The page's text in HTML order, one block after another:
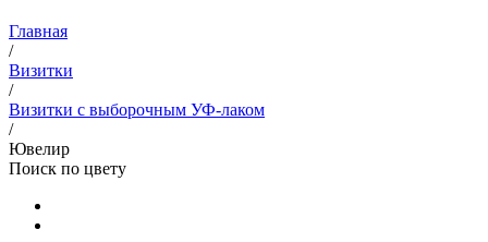
Главная
/
Визитки
/
Визитки с выборочным УФ-лаком
/
Ювелир
Поиск по цвету